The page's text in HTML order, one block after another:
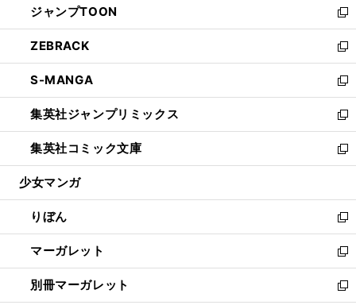
く
で
開
く
ド
ウ
で
開
く
ィ
ン
ド
ウ
で
開
く
い
ウ
ィ
ン
ド
ウ
で
開
く
ジャンプTOON
新
し
い
ウ
ィ
ン
ド
ウ
で
開
ZEBRACK
新
し
い
ウ
ィ
ン
ド
ウ
開
く
S-MANGA
新
し
い
ウ
ィ
ン
ウ
で
開
く
集英社ジャンプリミックス
新
し
い
ウ
ン
ド
ウ
で
開
く
集英社コミック文庫
新
し
ウ
ィ
ン
ド
ウ
で
開
少女マンガ
りぼん
新
し
い
ウ
ィ
マーガレット
新
し
い
別冊マーガレット
新